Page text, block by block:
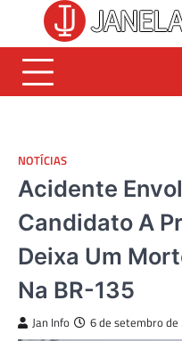
content
NOTÍCIAS
Acidente
Candidato A
Deixa Um
Na BR-135
Jan Info 6 de setembro de